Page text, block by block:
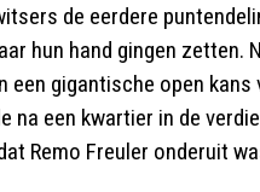
de eerdere
hun hand gingen zetten.
een gigantische open kans
een kwartier in de
Remo Freuler onderuit